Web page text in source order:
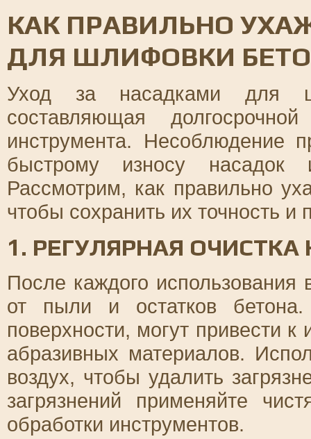
КАК ПРАВИЛЬНО
ДЛЯ ШЛИФОВКИ
Уход за насадками для
составляющая
инструмента. Несоблюдение
быстрому износу
Рассмотрим, как правильно
чтобы сохранить их точность и
1. РЕГУЛЯРНАЯ
После каждого
от пыли и остатков
поверхности, могут привести
абразивных материалов.
воздух, чтобы удалить
загрязнений применяйте
обработки инструментов.